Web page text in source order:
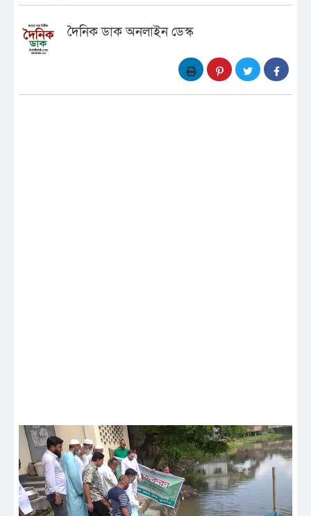
দৈনিক ডাক অনলাইন ডেস্ক